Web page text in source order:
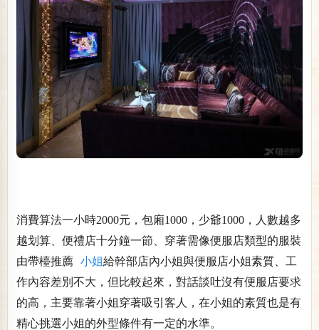
消費算法一小時2000元，包廂1000，少爺1000，人數越多
越划算、便禮店十分鐘一節、穿著需像便服店類型的服裝
由帶檯推薦 小姐給幹部店內小姐與便服店小姐素質、工
作內容差別不大，但比較起來，對話談吐沒有便服店要求
的高，主要靠著小姐穿著吸引客人，在小姐的素質也是有
精心挑選小姐的外型條件有一定的水準。